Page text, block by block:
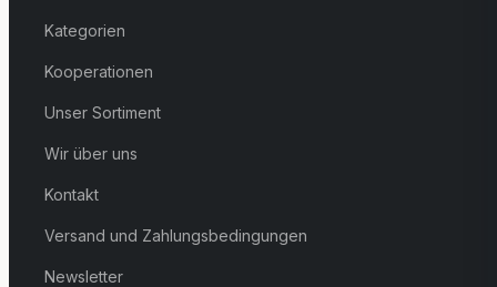
Kategorien
Kooperationen
Unser Sortiment
Wir über uns
Kontakt
Versand und Zahlungsbedingungen
Newsletter